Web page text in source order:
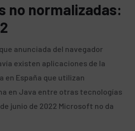
no normalizadas:
anunciada del navegador
existen aplicaciones de la
en España que utilizan
en Java entre otras tecnologías
junio de 2022 Microsoft no da